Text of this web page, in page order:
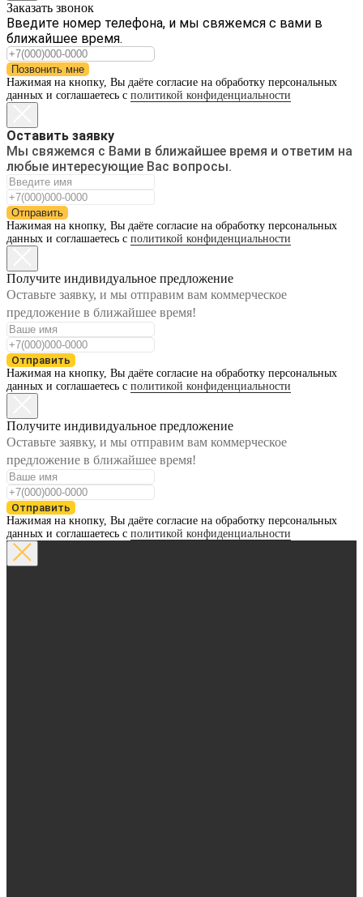
Заказать звонок
Введите номер телефона, и мы свяжемся с вами в
ближайшее время.
Позвонить мне
Нажимая на кнопку, Вы даёте согласие на обработку персональных
данных и соглашаетесь с политикой конфиденциальности
Оставить заявку
Мы свяжемся с Вами в ближайшее время и ответим на
любые интересующие Вас вопросы.
Отправить
Нажимая на кнопку, Вы даёте согласие на обработку персональных
данных и соглашаетесь с политикой конфиденциальности
Получите индивидуальное предложение
Оставьте заявку, и мы отправим вам коммерческое
предложение в ближайшее время!
Отправить
Нажимая на кнопку, Вы даёте согласие на обработку персональных
данных и соглашаетесь с политикой конфиденциальности
Получите индивидуальное предложение
Оставьте заявку, и мы отправим вам коммерческое
предложение в ближайшее время!
Отправить
Нажимая на кнопку, Вы даёте согласие на обработку персональных
данных и соглашаетесь с политикой конфиденциальности